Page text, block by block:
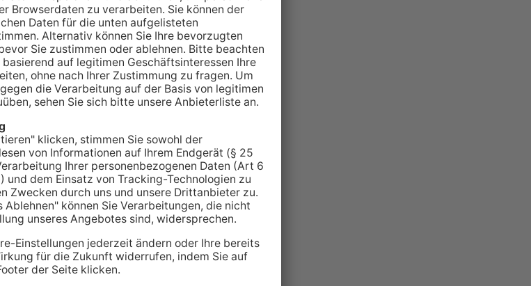
in Hanau und bittet die